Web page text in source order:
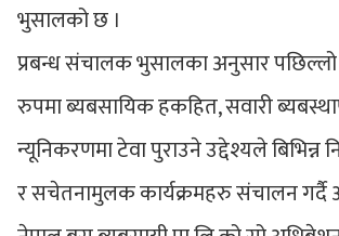
भुसालको छ ।
प्रबन्ध संचालक भुसालका अनुसार
रुपमा ब्यबसायिक हकहित, सवारी
न्यूनिकरणमा टेवा पुराउने उद्देश्यले बिभिन्न
र सचेतनामुलक कार्यक्रमहरु संचालन गर्दै